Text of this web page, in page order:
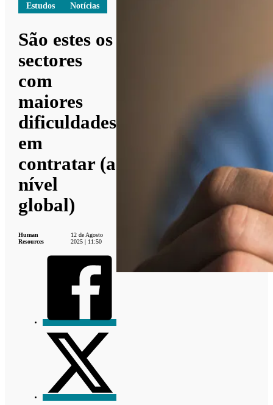
Estudos Notícias
São estes os
sectores
com
maiores
dificuldades
em
contratar (a
nível
global)
Human
Resources
12 de Agosto
2025 | 11:50